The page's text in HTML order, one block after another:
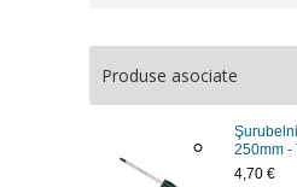
Produse asociate
250mm -
4,70 €